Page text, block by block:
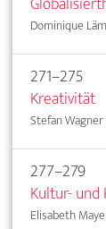
Dominique
271–275
Kreativität
Stefan Wagner
277–279
Kultur-
Elisabeth